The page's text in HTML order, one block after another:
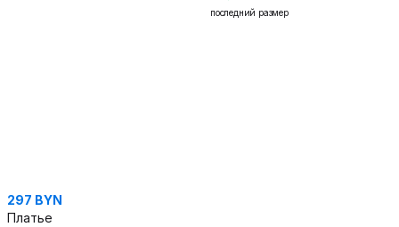
297 BYN
Платье
последний размер